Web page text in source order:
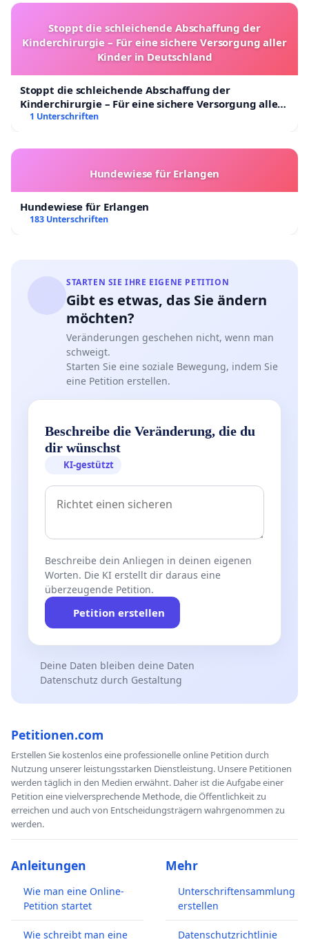
Stoppt die schleichende Abschaffung der
Kinderchirurgie – Für eine sichere Versorgung aller
Kinder in Deutschland
Stoppt die schleichende Abschaffung der
Kinderchirurgie – Für eine sichere Versorgung aller
Kinder in Deutschland
1 Unterschriften
Hundewiese für Erlangen
Hundewiese für Erlangen
183 Unterschriften
STARTEN SIE IHRE EIGENE PETITION
Gibt es etwas, das Sie ändern
möchten?
Veränderungen geschehen nicht, wenn man
schweigt.
Starten Sie eine soziale Bewegung, indem Sie
eine Petition erstellen.
Beschreibe die Veränderung, die du
dir wünschst
KI-gestützt
Beschreibe dein Anliegen in deinen eigenen
Worten. Die KI erstellt dir daraus eine
überzeugende Petition.
Petition erstellen
Deine Daten bleiben deine Daten
Datenschutz durch Gestaltung
Petitionen.com
Erstellen Sie kostenlos eine professionelle online Petition durch
Nutzung unserer leistungsstarken Dienstleistung. Unsere Petitionen
werden täglich in den Medien erwähnt. Daher ist die Aufgabe einer
Petition eine vielversprechende Methode, die Öffentlichkeit zu
erreichen und auch von Entscheidungsträgern wahrgenommen zu
werden.
Anleitungen
Wie man eine Online-
Petition startet
Wie schreibt man eine
Mehr
Unterschriftensammlung
erstellen
Datenschutzrichtlinie